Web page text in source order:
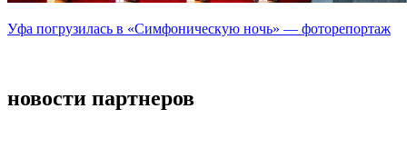
Уфа погрузилась в «Симфоническую ночь» — фоторепортаж
новости партнеров